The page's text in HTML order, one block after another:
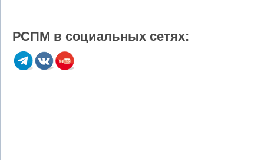
РСПМ в социальных сетях: